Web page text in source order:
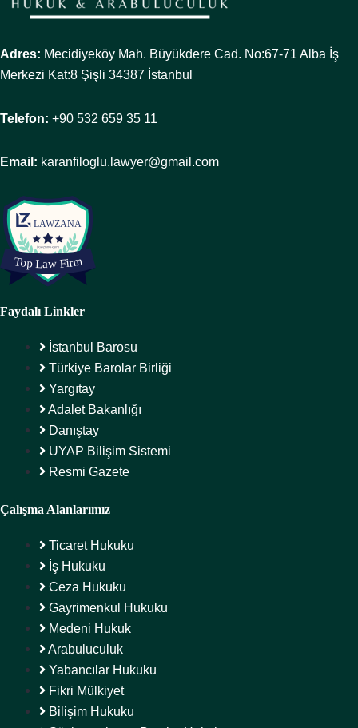
Adres: Mecidiyeköy Mah. Büyükdere Cad. No:67-71 Alba İş
Merkezi Kat:8 Şişli 34387 İstanbul
Telefon: +90 532 659 35 11
Email: karanfiloglu.lawyer@gmail.com
Faydalı Linkler
İstanbul Barosu
Türkiye Barolar Birliği
Yargıtay
Adalet Bakanlığı
Danıştay
UYAP Bilişim Sistemi
Resmi Gazete
Çalışma Alanlarımız
Ticaret Hukuku
İş Hukuku
Ceza Hukuku
Gayrimenkul Hukuku
Medeni Hukuk
Arabuluculuk
Yabancılar Hukuku
Fikri Mülkiyet
Bilişim Hukuku